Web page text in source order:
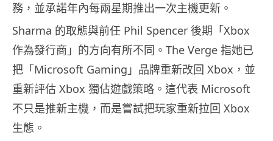
務，並承諾年內每兩星期推出一次主機更新。
Sharma 的取態與前任 Phil Spencer 後期「Xbox
作為發行商」的方向有所不同。The Verge 指她已
把「Microsoft Gaming」品牌重新改回 Xbox，並
重新評估 Xbox 獨佔遊戲策略。這代表 Microsoft
不只是推新主機，而是嘗試把玩家重新拉回 Xbox
生態。